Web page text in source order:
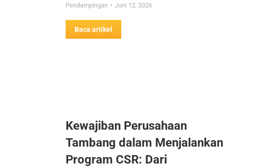
Pendampingan Juni 12, 2026
Baca artikel
Kewajiban Perusahaan
Tambang dalam Menjalankan
Program CSR: Dari